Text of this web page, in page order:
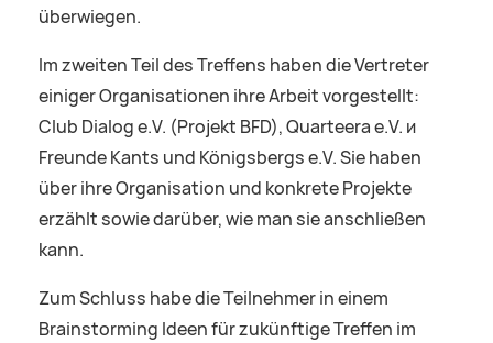
überwiegen.
Im zweiten Teil des Treffens haben die Vertreter
einiger Organisationen ihre Arbeit vorgestellt:
Club Dialog e.V. (Projekt BFD), Quarteera e.V. и
Freunde Kants und Königsbergs e.V. Sie haben
über ihre Organisation und konkrete Projekte
erzählt sowie darüber, wie man sie anschließen
kann.
Zum Schluss habe die Teilnehmer in einem
Brainstorming Ideen für zukünftige Treffen im